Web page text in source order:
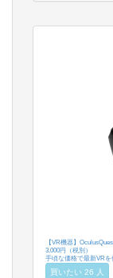
【VR機器】
3,000円（税別）
手頃な価格で最新VRを
買いたい 26 人